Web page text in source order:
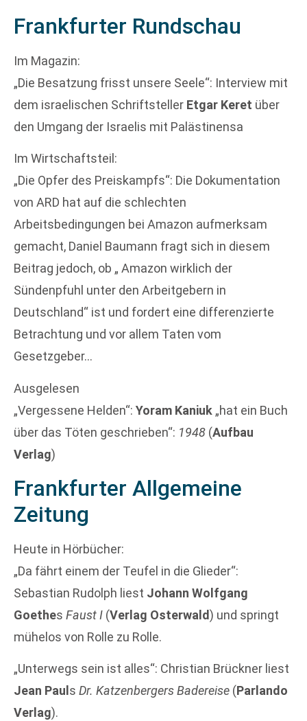
Frankfurter Rundschau
Im Magazin:
„Die Besatzung frisst unsere Seele“: Interview mit
dem israelischen Schriftsteller Etgar Keret über
den Umgang der Israelis mit Palästinensa
Im Wirtschaftsteil:
„Die Opfer des Preiskampfs“: Die Dokumentation
von ARD hat auf die schlechten
Arbeitsbedingungen bei Amazon aufmerksam
gemacht, Daniel Baumann fragt sich in diesem
Beitrag jedoch, ob „ Amazon wirklich der
Sündenpfuhl unter den Arbeitgebern in
Deutschland“ ist und fordert eine differenzierte
Betrachtung und vor allem Taten vom
Gesetzgeber…
Ausgelesen
„Vergessene Helden“: Yoram Kaniuk „hat ein Buch
über das Töten geschrieben“: 1948 (Aufbau
Verlag)
Frankfurter Allgemeine
Zeitung
Heute in Hörbücher:
„Da fährt einem der Teufel in die Glieder“:
Sebastian Rudolph liest Johann Wolfgang
Goethes Faust I (Verlag Osterwald) und springt
mühelos von Rolle zu Rolle.
„Unterwegs sein ist alles“: Christian Brückner liest
Jean Paul s Dr. Katzenbergers Badereise (Parlando
Verlag).